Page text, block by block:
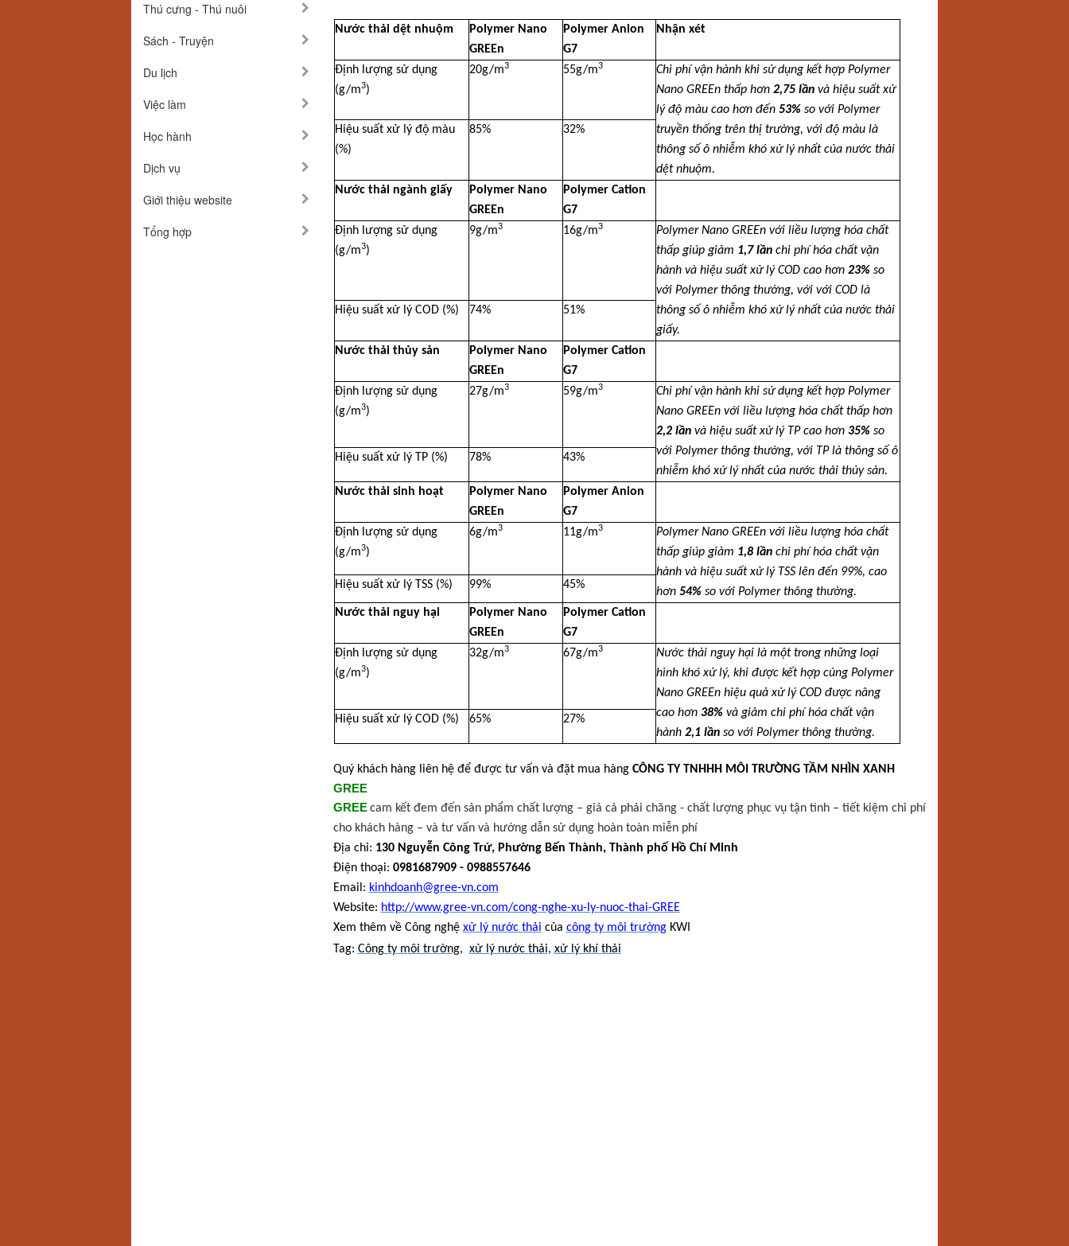
Thú cưng - Thú nuôi
Sách - Truyện
Du lịch
Việc làm
Học hành
Dịch vụ
Giới thiệu website
Tổng hợp
Nước thải dệt nhuộm
Polymer Nano
GREEn
Polymer Anion
G7
Nhận xét
Định lượng sử dụng
(g/m3)
20g/m3 55g/m3
Chi phí vận hành khi sử dụng kết hợp Polymer
Nano GREEn thấp hơn 2,75 lầnvà hiệu suất xử
lý độ màu cao hơn đến 53% so với Polymer
truyền thống trên thị trường, với độ màu là
thông số ô nhiễm khó xử lý nhất của nước thải
dệt nhuộm.
Hiệu suất xử lý độ màu
(%)
85% 32%
Nước thải ngành giấy
Polymer Nano
GREEn
Polymer Cation
G7
Định lượng sử dụng
(g/m3)
9g/m3 16g/m3
Polymer Nano GREEn với liều lượng hóa chất
thấp giúp giảm 1,7 lần chi phí hóa chất vận
hành và hiệu suất xử lý COD cao hơn 23% so
với Polymer thông thường, với với COD là
thông số ô nhiễm khó xử lý nhất của nước thải
giấy.
Hiệu suất xử lý COD (%) 74% 51%
Nước thải thủy sản
Polymer Nano
GREEn
Polymer Cation
G7
Định lượng sử dụng
(g/m3)
27g/m3 59g/m3
Chi phí vận hành khi sử dụng kết hợp Polymer
Nano GREEn với liều lượng hóa chất thấp hơn
2,2 lần và hiệu suất xử lý TP cao hơn 35% so
với Polymer thông thường, với TP là thông số ô
nhiễm khó xử lý nhất của nước thải thủy sản.
Hiệu suất xử lý TP (%) 78% 43%
Nước thải sinh hoạt
Polymer Nano
GREEn
Polymer Anion
G7
Định lượng sử dụng
(g/m3)
6g/m3 11g/m3
Polymer Nano GREEn với liều lượng hóa chất
thấp giúp giảm 1,8 lần chi phí hóa chất vận
hành và hiệu suất xử lý TSS lên đến 99%, cao
hơn 54% so với Polymer thông thường.
Hiệu suất xử lý TSS (%) 99% 45%
Nước thải nguy hại
Polymer Nano
GREEn
Polymer Cation
G7
Định lượng sử dụng
(g/m3)
32g/m3 67g/m3
Nước thải nguy hại là một trong những loại
hình khó xử lý, khi được kết hợp cùng Polymer
Nano GREEn hiệu quả xử lý COD được nâng
cao hơn 38% và giảm chi phí hóa chất vận
hành 2,1 lần so với Polymer thông thường.
Hiệu suất xử lý COD (%) 65% 27%
Quý khách hàng liên hệ để được tư vấn và đặt mua hàng CÔNG TY TNHHH MÔI TRƯỜNG TẦM NHÌN XANH
GREE
GREE cam kết đem đến sản phẩm chất lượng – giá cả phải chăng - chất lượng phục vụ tận tình – tiết kiệm chi phí
cho khách hàng – và tư vấn và hướng dẫn sử dụng hoàn toàn miễn phí
Địa chỉ: 130 Nguyễn Công Trứ, Phường Bến Thành, Thành phố Hồ Chí Minh
Điện thoại: 0981687909 - 0988557646
Email: kinhdoanh@gree-vn.com
Website: http://www.gree-vn.com/cong-nghe-xu-ly-nuoc-thai-GREE
Xem thêm về Công nghệ xử lý nước thải của công ty môi trườngKWI
Tag: Công ty môi trường, xử lý nước thải, xử lý khí thải